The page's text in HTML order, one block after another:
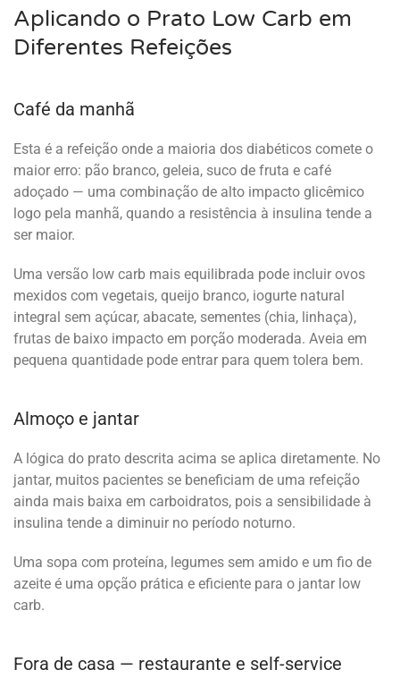
Aplicando o Prato Low Carb em
Diferentes Refeições
Café da manhã
Esta é a refeição onde a maioria dos diabéticos comete o
maior erro: pão branco, geleia, suco de fruta e café
adoçado — uma combinação de alto impacto glicêmico
logo pela manhã, quando a resistência à insulina tende a
ser maior.
Uma versão low carb mais equilibrada pode incluir ovos
mexidos com vegetais, queijo branco, iogurte natural
integral sem açúcar, abacate, sementes (chia, linhaça),
frutas de baixo impacto em porção moderada. Aveia em
pequena quantidade pode entrar para quem tolera bem.
Almoço e jantar
A lógica do prato descrita acima se aplica diretamente. No
jantar, muitos pacientes se beneficiam de uma refeição
ainda mais baixa em carboidratos, pois a sensibilidade à
insulina tende a diminuir no período noturno.
Uma sopa com proteína, legumes sem amido e um fio de
azeite é uma opção prática e eficiente para o jantar low
carb.
Fora de casa — restaurante e self-service